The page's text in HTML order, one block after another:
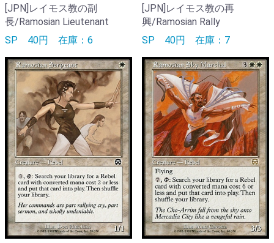
[JPN]レイモス教の副
長/Ramosian Lieutenant
SP 40円 在庫：6
[JPN]レイモス教の再
興/Ramosian Rally
SP 40円 在庫：7